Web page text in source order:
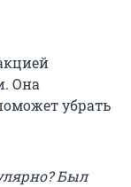
Она
убрать
Был